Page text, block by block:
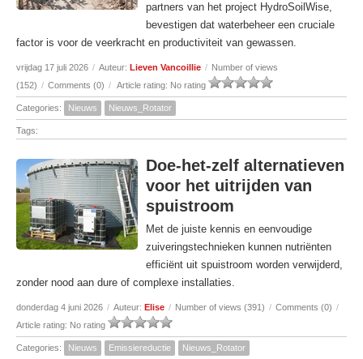
partners van het project HydroSoilWise,
bevestigen dat waterbeheer een cruciale
factor is voor de veerkracht en productiviteit van gewassen.
vrijdag 17 juli 2026 / Auteur: Lieven Vancoillie / Number of views
(152) / Comments (0) / Article rating: No rating
Categories: Nieuws Nieuws_Rotator
Tags:
Doe-het-zelf alternatieven
voor het uitrijden van
spuistroom
Met de juiste kennis en eenvoudige
zuiveringstechnieken kunnen nutriënten
efficiënt uit spuistroom worden verwijderd,
zonder nood aan dure of complexe installaties.
donderdag 4 juni 2026 / Auteur: Elise / Number of views (391) / Comments (0) /
Article rating: No rating
Categories: Nieuws Emissiereductie Nieuws_Rotator